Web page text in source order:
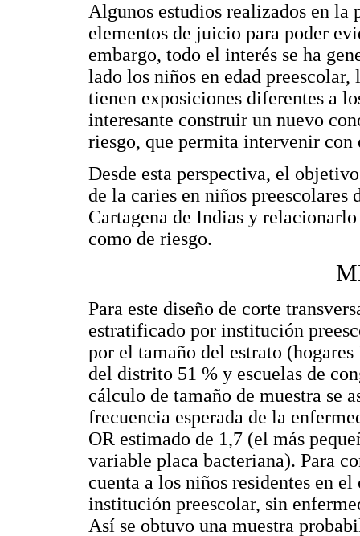
Algunos estudios realizados en
elementos de juicio para poder
embargo, todo el interés se ha
lado los niños en edad
tienen exposiciones diferentes a
interesante construir un nuevo
riesgo, que permita intervenir con
Desde esta perspectiva, el
de la caries en niños
Cartagena de Indias y
como de riesgo.
Para este diseño de corte
estratificado por institución
por el tamaño del estrato
del distrito 51 % y escuelas de
cálculo de tamaño de muestra se
frecuencia esperada de la
OR estimado de 1,7 (el más
variable placa bacteriana). Para
cuenta a los niños residentes en
institución preescolar, sin
Así se obtuvo una muestra